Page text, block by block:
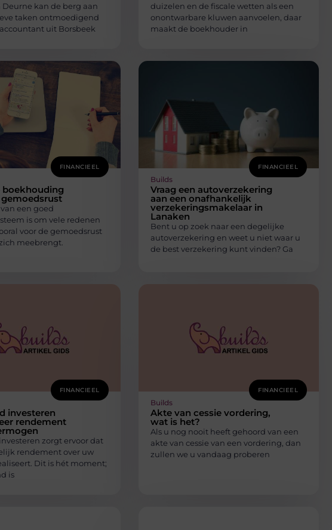
Deurne kan de berg aan
taken ontmoedigend
uit Borsbeek
duizelen en de fiscale wetten als een
onontwarbare kluwen aanvoelen, daar
maakt de boekhouder in
FINANCIEEL
boekhouding
een goed
is om vele redenen
voor de gemoedsrust
meebrengt.
FINANCIEEL
Builds
Vraag een autoverzekering
aan een onafhankelijk
verzekeringsmakelaar in
Lanaken
Bent u op zoek naar een degelijke
autoverzekering en weet u niet waar u
de best verzekering kunt vinden? Ga
FINANCIEEL
investeren
rendement
zorgt ervoor dat
rendement over uw
Dit is hét moment;
is
FINANCIEEL
Builds
Akte van cessie vordering,
wat is het?
Als u nog nooit heeft gehoord van een
akte van cessie van een vordering, dan
zullen we u vandaag proberen